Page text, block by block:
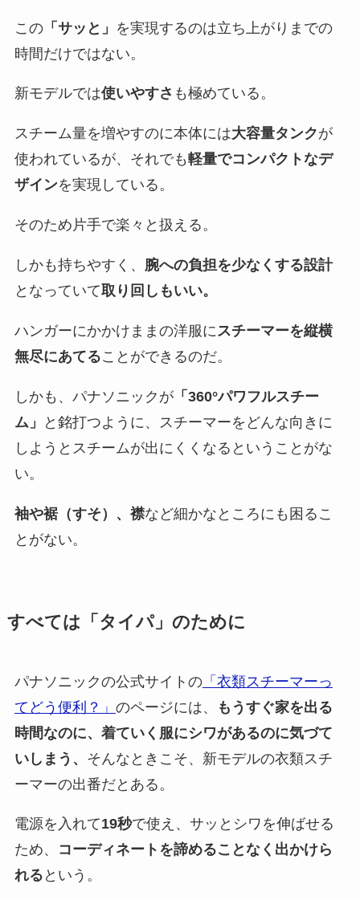
この「サッと」 を実現するのは立ち上がりまでの
時間だけではない。
新モデルでは使いやすさ も極めている。
スチーム量を増やすのに本体には大容量タンクが
使われているが、それでも軽量でコンパクトなデ
ザインを実現している。
そのため片手で楽々と扱える。
しかも持ちやすく、 腕への負担を少なくする設計
となっていて取り回しもいい。
ハンガーにかかけままの洋服にスチーマーを縦横
無尽にあてることができるのだ。
しかも、パナソニックが「360°パワフルスチー
ム」
と銘打つように、スチーマーをどんな向きに
しようとスチームが出にくくなるということがな
い。
袖や裾（すそ）、襟など細かなところにも困るこ
とがない。
すべては「タイパ」のために
パナソニックの公式サイトの「衣類スチーマーっ
てどう便利？」 のページには、
もうすぐ家を出る
時間なのに、着ていく服にシワがあるのに気づて
いしまう、 そんなときこそ、新モデルの衣類スチ
ーマーの出番だとある。
電源を入れて19秒で使え、サッとシワを伸ばせる
ため、
コーディネートを諦めることなく出かけら
れる という。